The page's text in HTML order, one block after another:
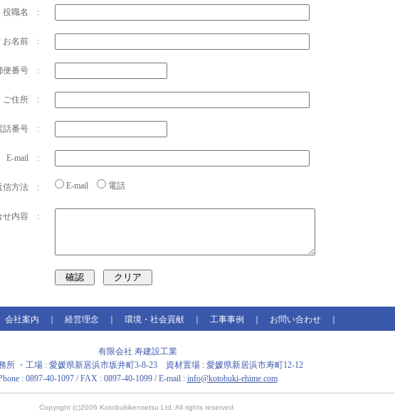
役職名 :
お名前 :
便番号 :
ご住所 :
話番号 :
E-mail :
信方法 : E-mail 電話
せ内容 :
会社案内 経営理念 環境・社会貢献 工事事例 お問い合わせ
有限会社 寿建設工業
所 ・工場 : 愛媛県新居浜市坂井町3-8-23 資材置場 : 愛媛県新居浜市寿町12-12
: 0897-40-1097 / FAX : 0897-40-1099 / E-mail : info@kotobuki-ehime.com
Copyright (c)2006 Kotobukikensetsu Ltd. All rights reserved.